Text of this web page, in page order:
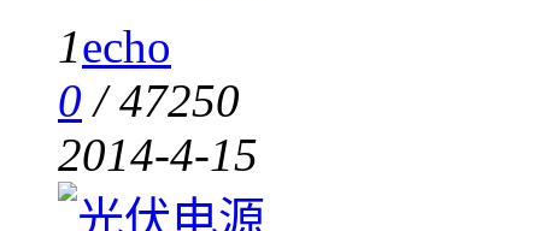
1echo
0 /47250
2014-4-15